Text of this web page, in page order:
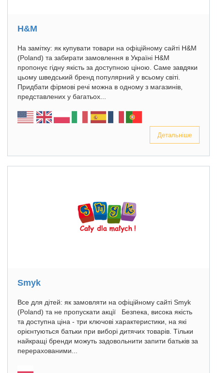
H&M
На замітку: як купувати товари на офіційному сайті H&M
(Poland) та забирати замовлення в Україні H&M
пропонує гідну якість за доступною ціною. Саме завдяки
цьому шведський бренд популярний у всьому світі.
Придбати фірмові речі можна в одному з магазинів,
представлених у багатьох...
Детальніше
Smyk
Все для дітей: як замовляти на офіційному сайті Smyk
(Poland) та не пропускати акції Безпека, висока якість
та доступна ціна - три ключові характеристики, на які
орієнтуються батьки при виборі дитячих товарів. Тільки
найкращі бренди можуть задовольнити запити батьків за
перерахованими...